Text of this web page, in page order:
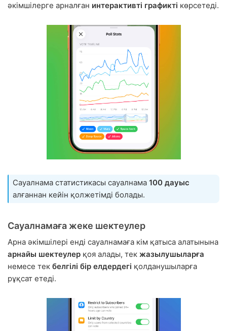
әкімшілерге арналған интерактивті графикті көрсетеді.
Сауалнама статистикасы сауалнама 100 дауыс
алғаннан кейін қолжетімді болады.
Сауалнамаға жеке шектеулер
Арна әкімшілері енді сауалнамаға кім қатыса алатынына
арнайы шектеулер қоя алады, тек жазылушыларға
немесе тек белгілі бір елдердегі қолданушыларға
рұқсат етеді.